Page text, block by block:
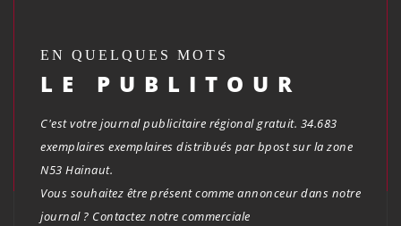
EN QUELQUES MOTS
LE PUBLITOUR
C'est votre journal publicitaire régional gratuit. 34.683
exemplaires exemplaires distribués par bpost sur la zone
N53 Hainaut.
Vous souhaitez être présent comme annonceur dans notre
journal ? Contactez notre commerciale